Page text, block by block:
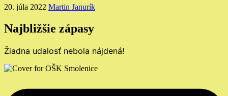
20. júla 2022 Martin Janurík
Najbližšie zápasy
Žiadna udalosť nebola nájdená!